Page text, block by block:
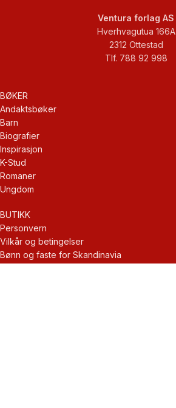
Ventura forlag AS
Hverhvagutua 166A
2312 Ottestad
Tlf. 788 92 998
BØKER
Andaktsbøker
Barn
Biografier
Inspirasjon
K-Stud
Romaner
Ungdom
BUTIKK
Personvern
Vilkår og betingelser
Bønn og faste for Skandinavia